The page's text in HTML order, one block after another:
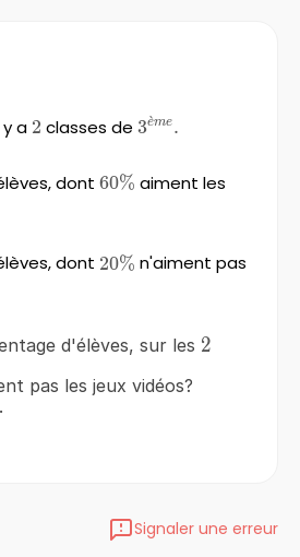
a 2
2 classes de 3^{ème}.
3e
ˋme.
dont 60\%
60% aiment les
dont 20\%
20% n'aiment pas
d'élèves, sur les 2
2
pas les jeux vidéos?
Signaler une erreur